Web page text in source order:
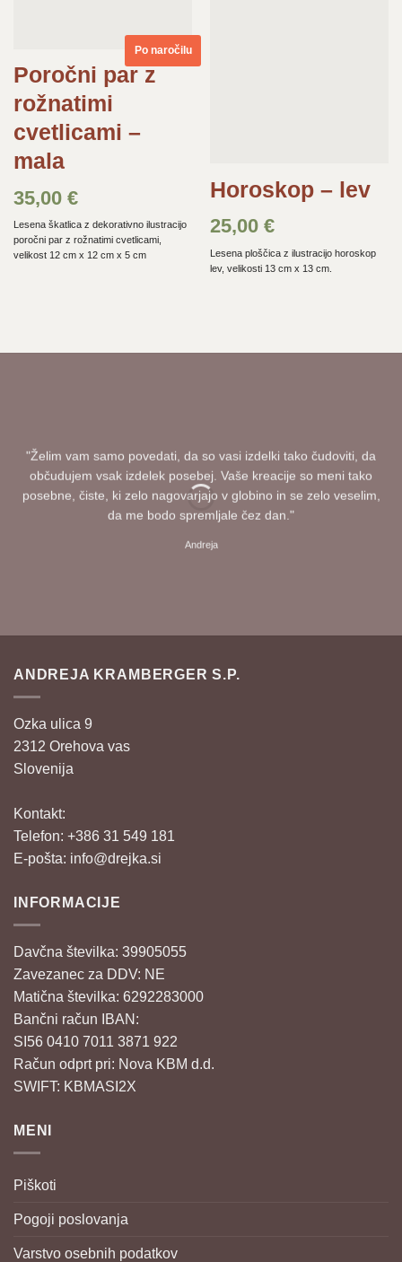
Po naročilu
Poročni par z
rožnatimi
cvetlicami –
mala
35,00 €
Lesena škatlica z dekorativno ilustracijo
poročni par z rožnatimi cvetlicami,
velikost 12 cm x 12 cm x 5 cm
Horoskop – lev
25,00 €
Lesena ploščica z ilustracijo horoskop
lev, velikosti 13 cm x 13 cm.
"Želim vam samo povedati, da so vasi izdelki tako čudoviti, da
občudujem vsak izdelek posebej. Vaše kreacije so meni tako
posebne, čiste, ki zelo nagovarjajo v globino in se zelo veselim,
da me bodo spremljale čez dan."
Andreja
ANDREJA KRAMBERGER S.P.
Ozka ulica 9
2312 Orehova vas
Slovenija
Kontakt:
Telefon: +386 31 549 181
E-pošta: info@drejka.si
INFORMACIJE
Davčna številka: 39905055
Zavezanec za DDV: NE
Matična številka: 6292283000
Bančni račun IBAN:
SI56 0410 7011 3871 922
Račun odprt pri: Nova KBM d.d.
SWIFT: KBMASI2X
MENI
Piškoti
Pogoji poslovanja
Varstvo osebnih podatkov